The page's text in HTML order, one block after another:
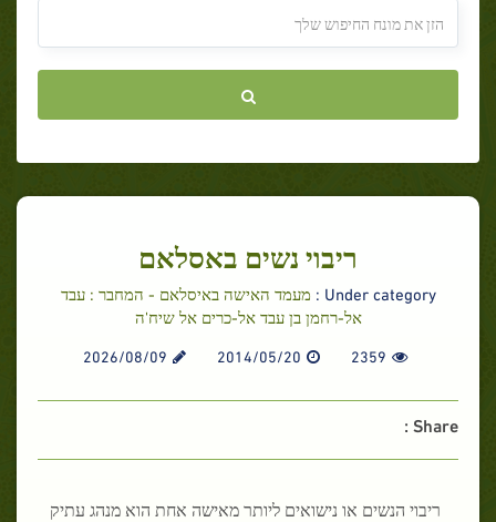
ריבוי נשים באסלאם
Under category :
מעמד האישה באיסלאם - המחבר : עבד
אל-רחמן בן עבד אל-כרים אל שיח'ה
2359
2014/05/20
2026/08/09
Share :
ריבוי הנשים או נישואים ליותר מאישה אחת הוא מנהג עתיק